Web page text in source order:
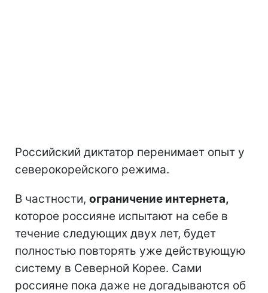
Российский диктатор перенимает опыт у
северокорейского режима.
В частности, ограничение интернета,
которое россияне испытают на себе в
течение следующих двух лет, будет
полностью повторять уже действующую
систему в Северной Корее. Сами
россияне пока даже не догадываются об